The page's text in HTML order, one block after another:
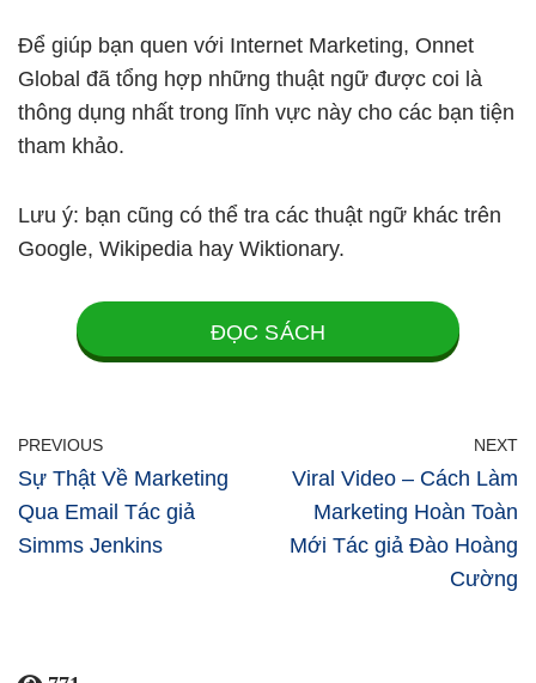
Để giúp bạn quen với Internet Marketing, Onnet
Global đã tổng hợp những thuật ngữ được coi là
thông dụng nhất trong lĩnh vực này cho các bạn tiện
tham khảo.
Lưu ý: bạn cũng có thể tra các thuật ngữ khác trên
Google, Wikipedia hay Wiktionary.
ĐỌC SÁCH
PREVIOUS
Sự Thật Về Marketing
Qua Email Tác giả
Simms Jenkins
NEXT
Viral Video – Cách Làm
Marketing Hoàn Toàn
Mới Tác giả Đào Hoàng
Cường